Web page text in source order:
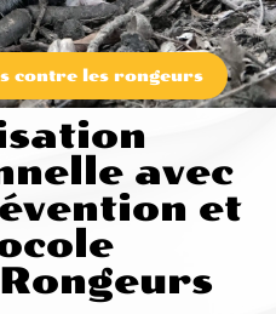
contre les rongeurs
avec
et